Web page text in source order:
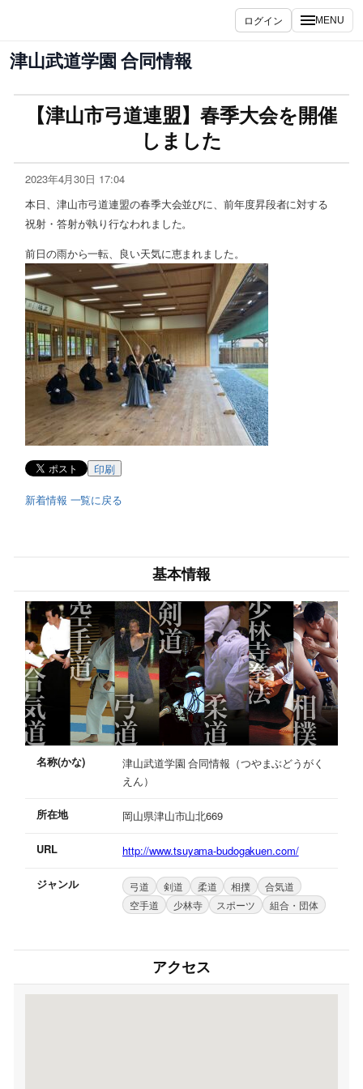
ログイン MENU
津山武道学園 合同情報
【津山市弓道連盟】春季大会を開催
しました
2023年4月30日 17:04
本日、津山市弓道連盟の春季大会並びに、前年度昇段者に対する
祝射・答射が執り行なわれました。
前日の雨から一転、良い天気に恵まれました。
印刷
新着情報 一覧に戻る
基本情報
名称(かな)
津山武道学園 合同情報（つやまぶどうがく
えん）
所在地 岡山県津山市山北669
URL http://www.tsuyama-budogakuen.com/
ジャンル 弓道 剣道 柔道 相撲
合気道
空手道
少林寺 スポーツ 組合・団体
アクセス